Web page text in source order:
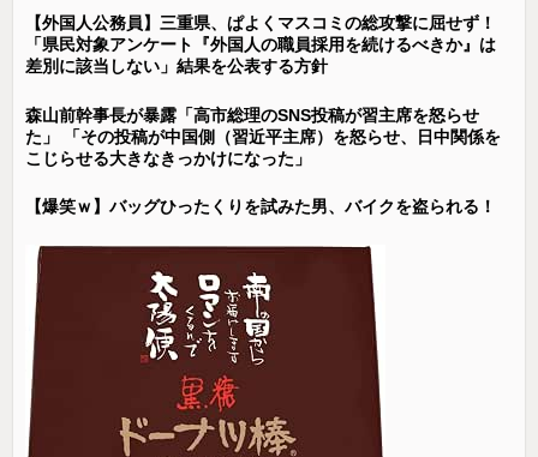
【外国人公務員】三重県、ぱよくマスコミの総攻撃に屈せず！
「県民対象アンケート『外国人の職員採用を続けるべきか』は
差別に該当しない」結果を公表する方針
森山前幹事長が暴露「高市総理のSNS投稿が習主席を怒らせ
た」 「その投稿が中国側（習近平主席）を怒らせ、日中関係を
こじらせる大きなきっかけになった」
【爆笑ｗ】バッグひったくりを試みた男、バイクを盗られる！